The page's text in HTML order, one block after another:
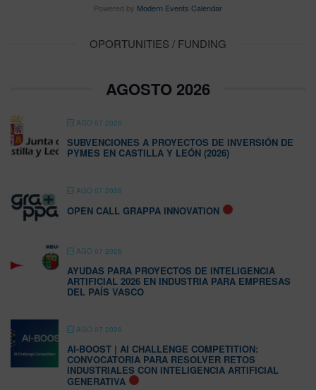
Powered by Modern Events Calendar
OPORTUNITIES / FUNDING
AGOSTO 2026
AGO 07 2026
SUBVENCIONES A PROYECTOS DE INVERSIÓN DE
PYMES EN CASTILLA Y LEÓN (2026)
AGO 07 2026
OPEN CALL GRAPPA INNOVATION
AGO 07 2026
AYUDAS PARA PROYECTOS DE INTELIGENCIA
ARTIFICIAL 2026 EN INDUSTRIA PARA EMPRESAS
DEL PAÍS VASCO
AGO 07 2026
AI-BOOST | AI CHALLENGE COMPETITION:
CONVOCATORIA PARA RESOLVER RETOS
INDUSTRIALES CON INTELIGENCIA ARTIFICIAL
GENERATIVA